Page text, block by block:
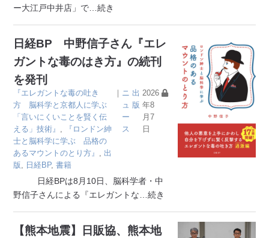
ー大江戸中井店」で …続き
日経BP 中野信子さん『エレ
ガントな毒のはき方』の続刊
を発刊
『エレガントな毒の吐き
方 脳科学と京都人に学ぶ
「言いにくいことを賢く伝
える」技術』 ,
『ロンドン紳
士と脳科学に学ぶ 品格の
あるマウントのとり方』 , 出
版, 日経BP,書籍
｜ ニ
ュ
ー
ス
出
版
2026
年8
月7
日
日経BPは8月10日、脳科学者・中
野信子さんによる『エレガントな …続き
【熊本地震】日販協、熊本地